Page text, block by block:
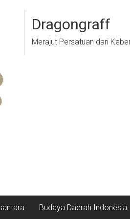
Dragongraff
Merajut Persatuan dari
Budaya Daerah Indonesia